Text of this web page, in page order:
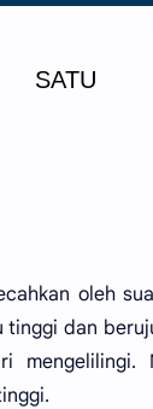
SATU
oleh
dan
mengelilingi.